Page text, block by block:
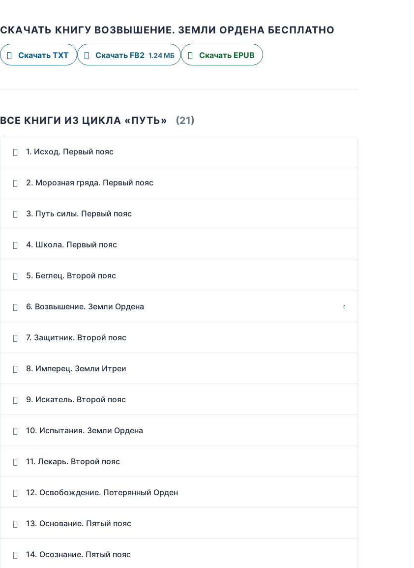
СКАЧАТЬ КНИГУ ВОЗВЫШЕНИЕ. ЗЕМЛИ ОРДЕНА БЕСПЛАТНО
Скачать TXT Скачать FB2 1.24 МБ Скачать EPUB
ВСЕ КНИГИ ИЗ ЦИКЛА «ПУТЬ» (21)
1. Исход. Первый пояс
2. Морозная гряда. Первый пояс
3. Путь силы. Первый пояс
4. Школа. Первый пояс
5. Беглец. Второй пояс
6. Возвышение. Земли Ордена
7. Защитник. Второй пояс
8. Имперец. Земли Итреи
9. Искатель. Второй пояс
10. Испытания. Земли Ордена
11. Лекарь. Второй пояс
12. Освобождение. Потерянный Орден
13. Основание. Пятый пояс
14. Осознание. Пятый пояс